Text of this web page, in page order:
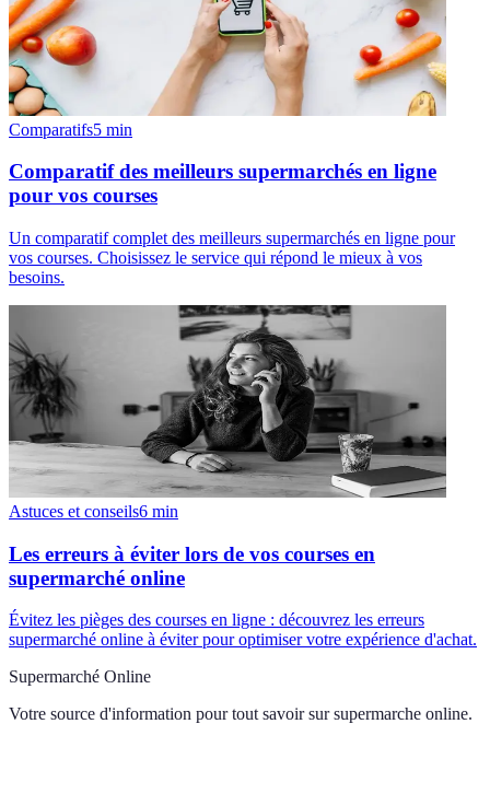
Comparatifs5 min
Comparatif des meilleurs supermarchés en ligne
pour vos courses
Un comparatif complet des meilleurs supermarchés en ligne pour
vos courses. Choisissez le service qui répond le mieux à vos
besoins.
Astuces et conseils6 min
Les erreurs à éviter lors de vos courses en
supermarché online
Évitez les pièges des courses en ligne : découvrez les erreurs
supermarché online à éviter pour optimiser votre expérience d'achat.
Supermarché Online
Votre source d'information pour tout savoir sur supermarche online.